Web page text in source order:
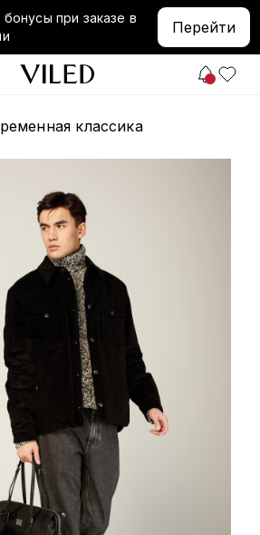
при заказе в
Перейти
классика